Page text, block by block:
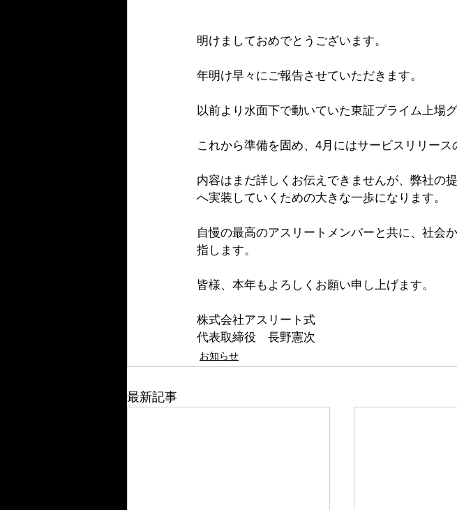
明けましておめでとうございます。
年明け早々にご報告させていただきます。
以前より水面下で動いていた東証プライム上場
これから準備を固め、4月にはサービスリリース
内容はまだ詳しくお伝えできませんが、弊社の
へ実装していくための大きな一歩になります。
自慢の最高のアスリートメンバーと共に、社会
指します。
皆様、本年もよろしくお願い申し上げます。
株式会社アスリート式
代表取締役　長野憲次
お知らせ
最新記事